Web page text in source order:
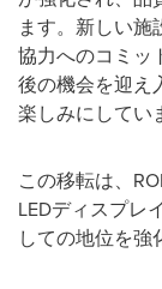
ます。新しい施
協力へのコミッ
後の機会を迎え
楽しみにしてい
この移転は、
LEDディスプレ
しての地位を強